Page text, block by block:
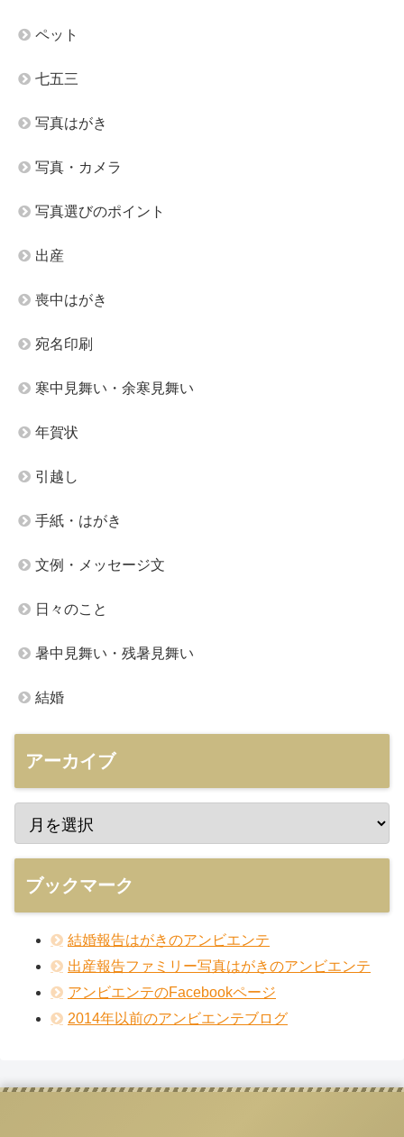
ペット
七五三
写真はがき
写真・カメラ
写真選びのポイント
出産
喪中はがき
宛名印刷
寒中見舞い・余寒見舞い
年賀状
引越し
手紙・はがき
文例・メッセージ文
日々のこと
暑中見舞い・残暑見舞い
結婚
アーカイブ
ブックマーク
結婚報告はがきのアンビエンテ
出産報告ファミリー写真はがきのアンビエンテ
アンビエンテのFacebookページ
2014年以前のアンビエンテブログ